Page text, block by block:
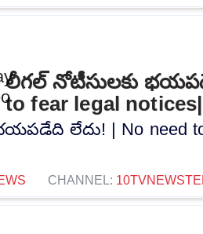
లీగల్ నోటీసులకు
to fear legal
లేదు! | No need to
CHANNEL: